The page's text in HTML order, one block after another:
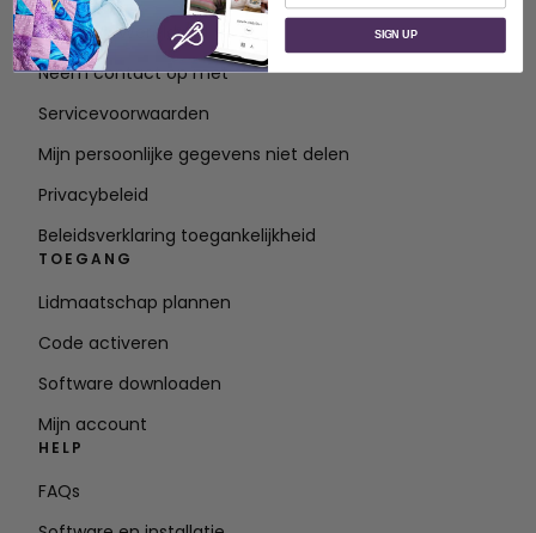
Over SVP Wereldwijd
Neem contact op met
Servicevoorwaarden
Mijn persoonlijke gegevens niet delen
Privacybeleid
Beleidsverklaring toegankelijkheid
TOEGANG
Lidmaatschap plannen
Code activeren
Software downloaden
Mijn account
HELP
FAQs
SIGN UP